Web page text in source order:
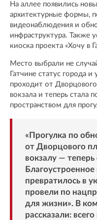
На аллее появились
архитектурные формы,
видеонаблюдения и
инфраструктура. Также
киоска проекта «Хочу в
Место выбрали не
Гатчине статус города
проходит от
вокзала и теперь
пространством для
«Прогулка по
от Дворцового
вокзалу —
превратилось в
провели по
для жизни». В
рассказали: